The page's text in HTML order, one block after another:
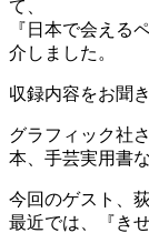
て、
『日本で会える
介しました。
収録内容をお聞
グラフィック社
本、手芸実用書
今回のゲスト、
最近では、『き